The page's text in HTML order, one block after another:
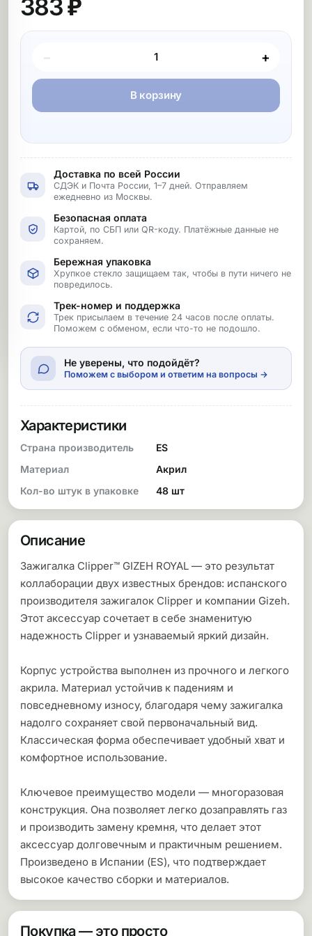
383 ₽
Покупка товара
− +
В корзину
Доставка по всей России
СДЭК и Почта России, 1–7 дней. Отправляем
ежедневно из Москвы.
Безопасная оплата
Картой, по СБП или QR-коду. Платёжные данные не
сохраняем.
Бережная упаковка
Хрупкое стекло защищаем так, чтобы в пути ничего не
повредилось.
Трек-номер и поддержка
Трек присылаем в течение 24 часов после оплаты.
Поможем с обменом, если что-то не подошло.
Не уверены, что подойдёт?
Поможем с выбором и ответим на вопросы →
Характеристики
Страна производитель
ES
Материал
Акрил
Кол-во штук в упаковке
48 шт
Описание
Зажигалка Clipper™ GIZEH ROYAL — это результат
коллаборации двух известных брендов: испанского
производителя зажигалок Clipper и компании Gizeh.
Этот аксессуар сочетает в себе знаменитую
надежность Clipper и узнаваемый яркий дизайн.
Корпус устройства выполнен из прочного и легкого
акрила. Материал устойчив к падениям и
повседневному износу, благодаря чему зажигалка
надолго сохраняет свой первоначальный вид.
Классическая форма обеспечивает удобный хват и
комфортное использование.
Ключевое преимущество модели — многоразовая
конструкция. Она позволяет легко дозаправлять газ
и производить замену кремня, что делает этот
аксессуар долговечным и практичным решением.
Произведено в Испании (ES), что подтверждает
высокое качество сборки и материалов.
Покупка — это просто